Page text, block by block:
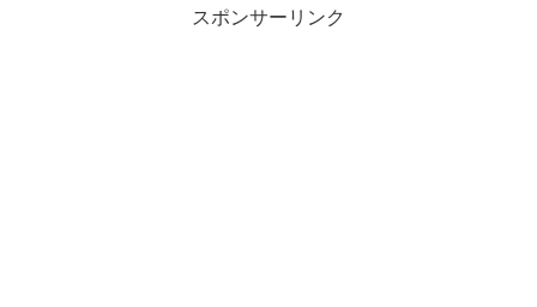
スポンサーリンク